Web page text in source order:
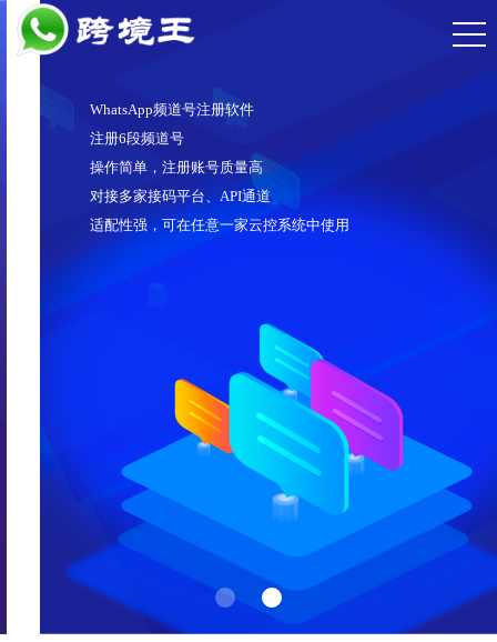
WhatsApp频道号注册软件
注册6段频道号
操作简单，注册账号质量高
对接多家接码平台、API通道
适配性强，可在任意一家云控系统中使用